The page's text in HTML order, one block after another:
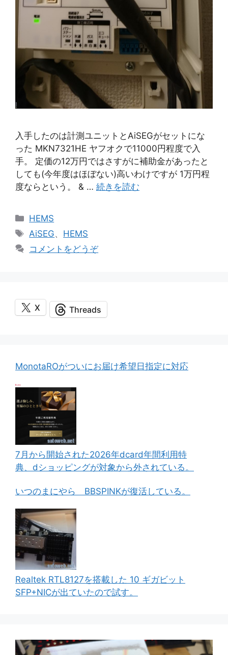
入手したのは計測ユニットとAiSEGがセットにな
った MKN7321HE ヤフオクで11000円程度で入
手。 定価の12万円ではさすがに補助金があったと
しても(今年度はほぼない)高いわけですが 1万円程
度ならという。 & … 続きを読む
カ
テ
リ
HEMS
タ
グ
AiSEG、 HEMS
コメントをどうぞ
X Threads
MonotaROがついにお届け希望日指定に対応
7月から開始された2026年dcard年間利用特
典、dショッピングが対象から外されている。
いつのまにやら BBSPINKが復活している。
Realtek RTL8127を搭載した 10 ギガビット
SFP+NICが出ていたので試す。